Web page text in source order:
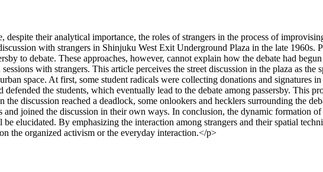
their analytical importance, the roles of strangers in the process of
with strangers in Shinjuku West Exit Underground Plaza in the late 1960s.
to debate. These approaches, however, cannot explain how the debate had
with strangers. This article perceives the street discussion in the plaza as
space. At first, some student radicals were collecting donations and signatures
the students, which eventually lead to the debate among passersby. This
the discussion reached a deadlock, some onlookers and hecklers surrounding the
and joined the discussion in their own ways. In conclusion, the dynamic formation
elucidated. By emphasizing the interaction among strangers and their spatial
the organized activism or the everyday interaction.</p>